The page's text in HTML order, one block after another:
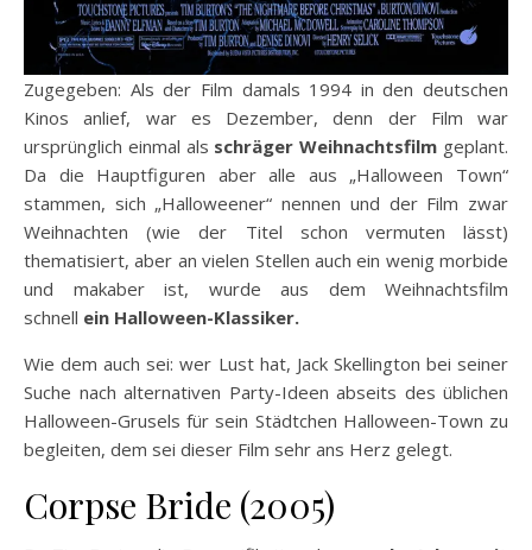
Zugegeben: Als der Film damals 1994 in den deutschen
Kinos anlief, war es Dezember, denn der Film war
ursprünglich einmal als schräger Weihnachtsfilm geplant.
Da die Hauptfiguren aber alle aus „Halloween Town“
stammen, sich „Halloweener“ nennen und der Film zwar
Weihnachten (wie der Titel schon vermuten lässt)
thematisiert, aber an vielen Stellen auch ein wenig morbide
und makaber ist, wurde aus dem Weihnachtsfilm
schnell ein Halloween-Klassiker.
Wie dem auch sei: wer Lust hat, Jack Skellington bei seiner
Suche nach alternativen Party-Ideen abseits des üblichen
Halloween-Grusels für sein Städtchen Halloween-Town zu
begleiten, dem sei dieser Film sehr ans Herz gelegt.
Corpse Bride (2005)